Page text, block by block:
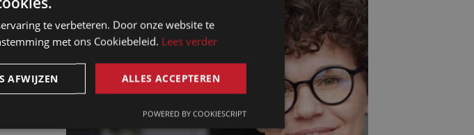
FRENCH
ENGLISH
te verbeteren. Door onze website te
met ons Cookiebeleid. Lees verder
ALLES ACCEPTEREN
AFWIJZEN
POWERED BY COOKIESCRIPT